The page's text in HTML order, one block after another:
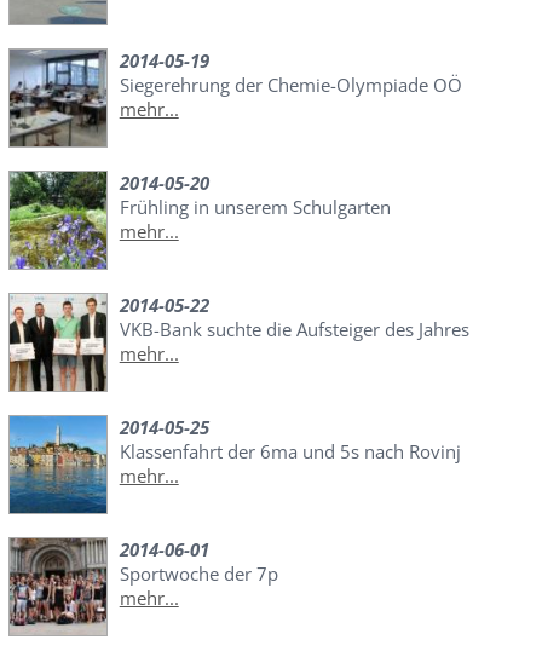
2014-05-19
Siegerehrung der Chemie-Olympiade OÖ
mehr...
2014-05-20
Frühling in unserem Schulgarten
mehr...
2014-05-22
VKB-Bank suchte die Aufsteiger des Jahres
mehr...
2014-05-25
Klassenfahrt der 6ma und 5s nach Rovinj
mehr...
2014-06-01
Sportwoche der 7p
mehr...